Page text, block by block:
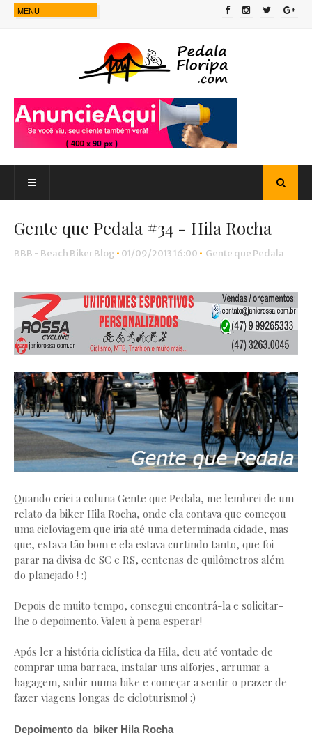
Gente que Pedala #34 - Hila Rocha
BBB - Beach Biker Blog • 01/09/2013 16:00 • Gente que Pedala
Quando criei a coluna Gente que Pedala, me lembrei de um
relato da biker Hila Rocha, onde ela contava que começou
uma cicloviagem que iria até uma determinada cidade, mas
que, estava tão bom e ela estava curtindo tanto, que foi
parar na divisa de SC e RS, centenas de quilômetros além
do planejado ! :)
Depois de muito tempo, consegui encontrá-la e solicitar-
lhe o depoimento. Valeu à pena esperar!
Após ler a história ciclística da Hila, deu até vontade de
comprar uma barraca, instalar uns alforjes, arrumar a
bagagem, subir numa bike e começar a sentir o prazer de
fazer viagens longas de cicloturismo! :)
Depoimento da biker Hila Rocha